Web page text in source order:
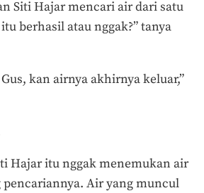
Siti Hajar mencari air dari satu
berhasil atau nggak?” tanya
kan airnya akhirnya keluar,”
Hajar itu nggak menemukan air
pencariannya. Air yang muncul